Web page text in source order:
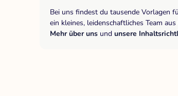
Bei uns findest du tausende Vorlagen
ein kleines, leidenschaftliches Team
Mehr über uns und unsere